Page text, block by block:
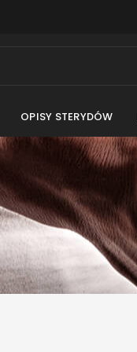
OPISY STERYDÓW